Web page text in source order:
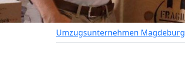
Umzugsunternehmen Magdeburg